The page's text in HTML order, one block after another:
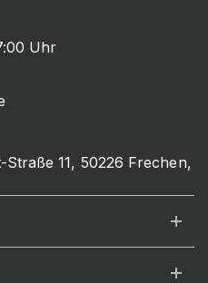
Uhr
11, 50226 Frechen,